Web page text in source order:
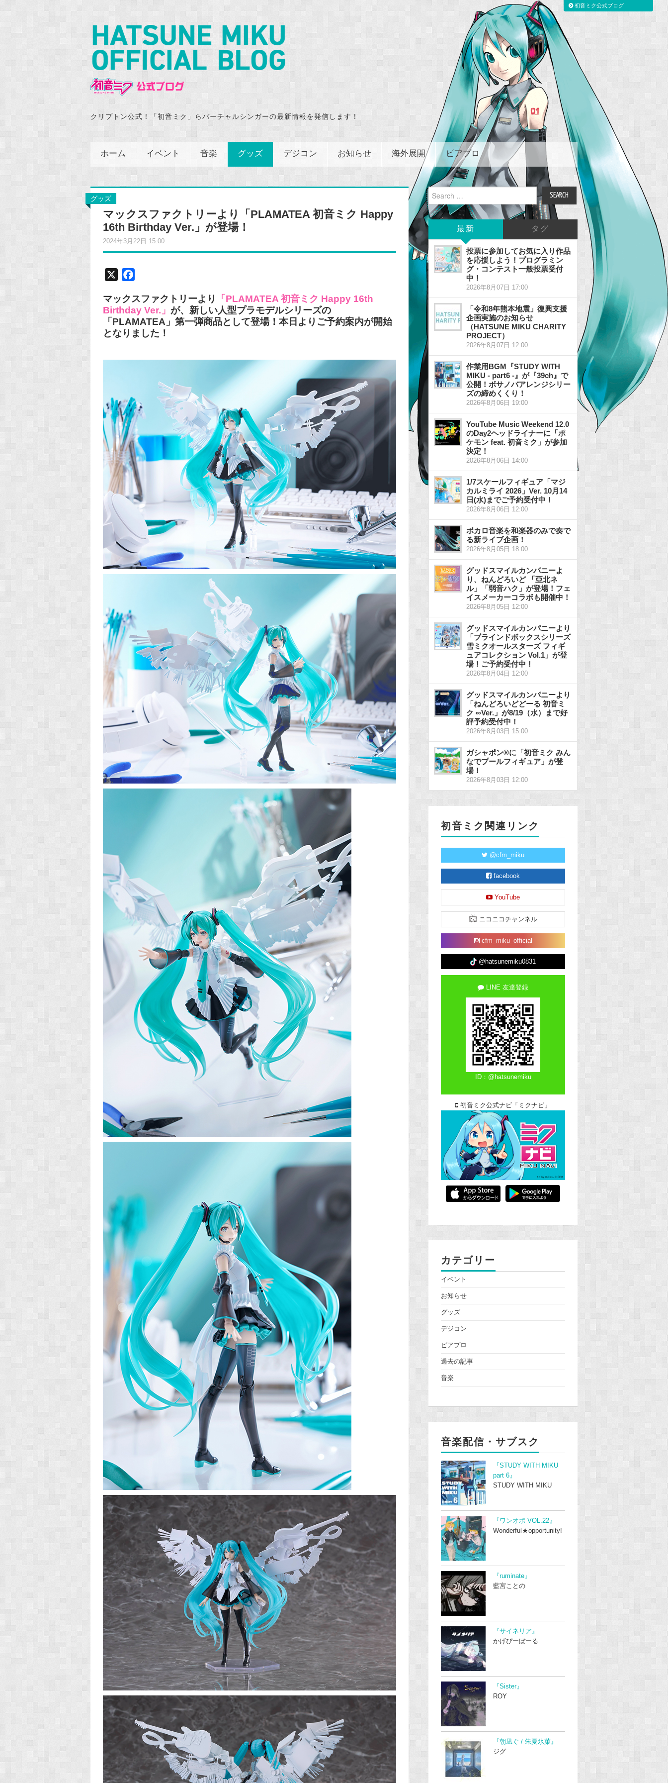
クリプトン公式！「初音ミク」らバーチャルシンガーの最新情報を発信します！
ホーム イベント 音楽 グッズ デジコン お知らせ 海外展開 ピアプロ
グッズ
マックスファクトリーより「PLAMATEA 初音ミク Happy
16th Birthday Ver.」が登場！
2024年3月22日 15:00
c
e
b
o
マックスファクトリーより
「PLAMATEA 初音ミク Happy 16th
Birthday Ver.」 が、新しい人型プラモデルシリーズの
「PLAMATEA」第一弾商品として登場！本日よりご予約案内が開始
となりました！
Search
for:
最新 タグ
投票に参加してお気に入り作品
を応援しよう！プログラミン
グ・コンテスト一般投票受付
中！
2026年8月07日 17:00
「令和8年熊本地震」復興支援
企画実施のお知らせ
（HATSUNE MIKU CHARITY
PROJECT）
2026年8月07日 12:00
作業用BGM『STUDY WITH
MIKU - part6 -』が『39ch』で
公開！ボサノバアレンジシリー
ズの締めくくり！
2026年8月06日 19:00
YouTube Music Weekend 12.0
のDay2ヘッドライナーに「ポ
ケモン feat. 初音ミク」が参加
決定！
2026年8月06日 14:00
1/7スケールフィギュア「マジ
カルミライ 2026」Ver. 10月14
日(水)までご予約受付中！
2026年8月06日 12:00
ボカロ音楽を和楽器のみで奏で
る新ライブ企画！
2026年8月05日 18:00
グッドスマイルカンパニーよ
り、ねんどろいど 「亞北ネ
ル」「弱音ハク」が登場！フェ
イスメーカーコラボも開催中！
2026年8月05日 12:00
グッドスマイルカンパニーより
「ブラインドボックスシリーズ
雪ミクオールスターズ フィギ
ュアコレクション Vol.1」が登
場！ご予約受付中！
2026年8月04日 12:00
グッドスマイルカンパニーより
「ねんどろいどどーる 初音ミ
ク ∞Ver.」が8/19（水）まで好
評予約受付中！
2026年8月03日 15:00
ガシャポン®に「初音ミク みん
なでプールフィギュア」が登
場！
2026年8月03日 12:00
初音ミク関連リンク
@cfm_miku
facebook
YouTube
ニコニコチャンネル
cfm_miku_official
@hatsunemiku0831
LINE 友達登録
ID：@hatsunemiku
初音ミク公式ナビ「ミクナビ」
カテゴリー
イベント
お知らせ
グッズ
デジコン
ピアプロ
過去の記事
音楽
音楽配信・サブスク
『STUDY WITH MIKU
part 6』
STUDY WITH MIKU
『ワンオポ VOL.22』
Wonderful★opportunity!
『ruminate』
藍宮ことの
『サイネリア』
かげぴーぼーる
『Sister』
ROY
『朝凪ぐ / 朱夏氷菓』
ジグ
初音ミク公式ブログ